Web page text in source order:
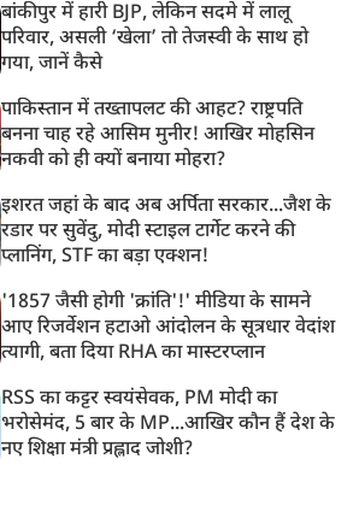
बांकीपुर में हारी BJP, लेकिन सदमे में लालू
परिवार, असली ‘खेला’ तो तेजस्वी के साथ हो
गया, जानें कैसे
पाकिस्तान में तख्तापलट की आहट? राष्ट्रपति
बनना चाह रहे आसिम मुनीर! आखिर मोहसिन
नकवी को ही क्यों बनाया मोहरा?
इशरत जहां के बाद अब अर्पिता सरकार...जैश के
रडार पर सुवेंदु, मोदी स्टाइल टार्गेट करने की
प्लानिंग, STF का बड़ा एक्शन!
'1857 जैसी होगी 'क्रांति'!' मीडिया के सामने
आए रिजर्वेशन हटाओ आंदोलन के सूत्रधार वेदांश
त्यागी, बता दिया RHA का मास्टरप्लान
RSS का कट्टर स्वयंसेवक, PM मोदी का
भरोसेमंद, 5 बार के MP...आखिर कौन हैं देश के
नए शिक्षा मंत्री प्रह्लाद जोशी?